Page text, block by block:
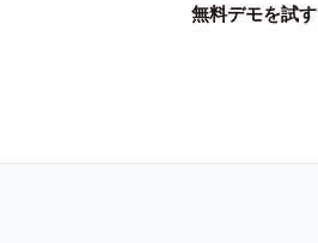
無料デモを試す